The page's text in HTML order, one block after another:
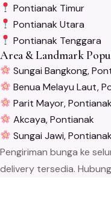
Pontianak Timur
Pontianak Utara
Pontianak Tenggara
Area & Landmark
Sungai Bangkong,
Benua Melayu Laut,
Parit Mayor, Pontianak
Akcaya, Pontianak
Sungai Jawi, Pontianak
Pengiriman bunga ke
delivery tersedia.